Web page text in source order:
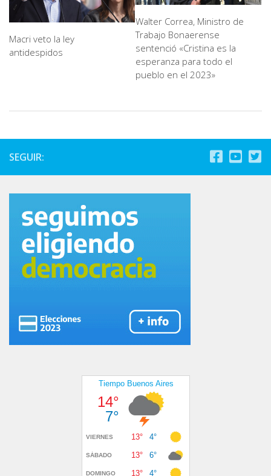
Macri veto la ley
antidespidos
Walter Correa, Ministro de
Trabajo Bonaerense
sentenció «Cristina es la
esperanza para todo el
pueblo en el 2023»
SEGUIR: